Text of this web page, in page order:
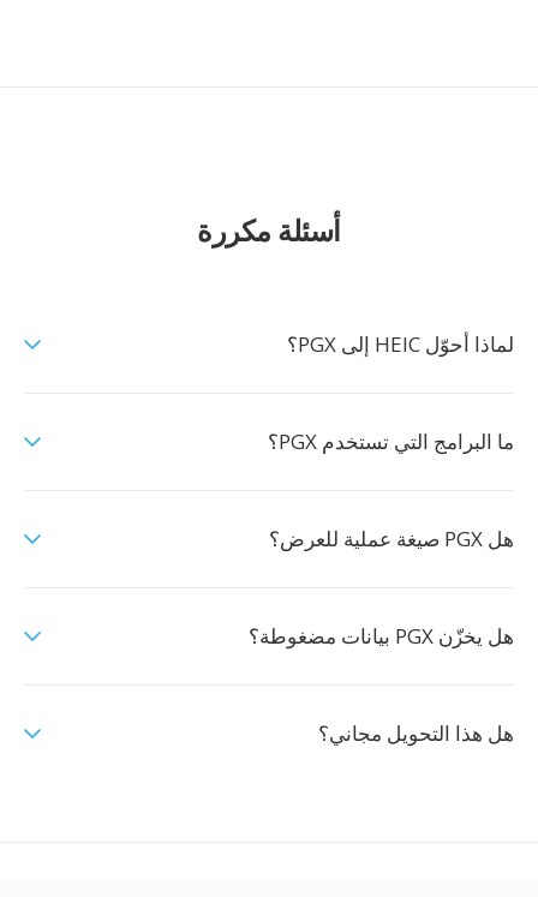
أسئلة مكررة
لماذا أحوّل HEIC إلى PGX؟
ما البرامج التي تستخدم PGX؟
هل PGX صيغة عملية للعرض؟
هل يخزّن PGX بيانات مضغوطة؟
هل هذا التحويل مجاني؟